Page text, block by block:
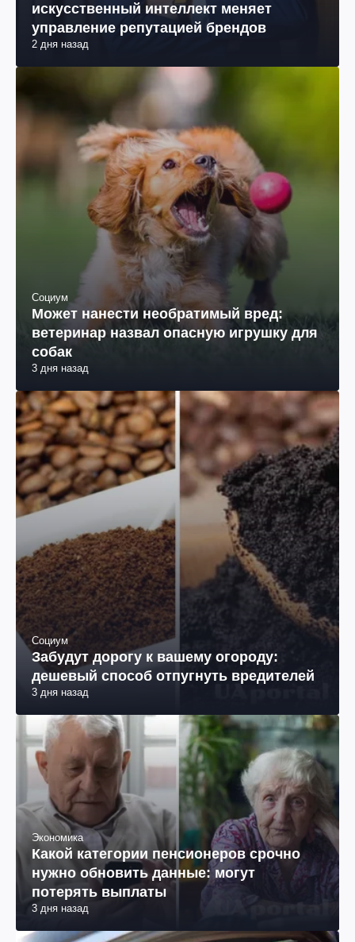
искусственный интеллект меняет
управление репутацией брендов
2 дня назад
Социум
Может нанести необратимый вред:
ветеринар назвал опасную игрушку для
собак
3 дня назад
Социум
Забудут дорогу к вашему огороду:
дешевый способ отпугнуть вредителей
3 дня назад
Экономика
Какой категории пенсионеров срочно
нужно обновить данные: могут
потерять выплаты
3 дня назад